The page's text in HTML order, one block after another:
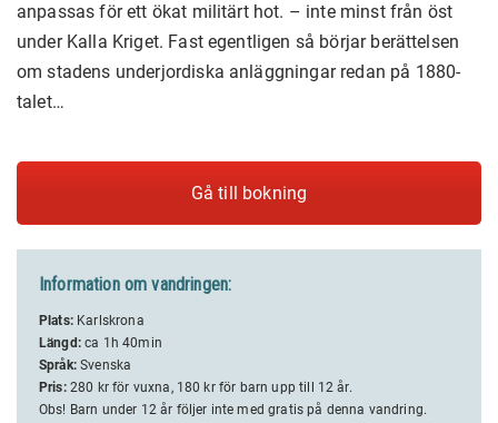
anpassas för ett ökat militärt hot. – inte minst från öst
under Kalla Kriget. Fast egentligen så börjar berättelsen
om stadens underjordiska anläggningar redan på 1880-
talet…
Gå till bokning
Information om vandringen:
Plats:Karlskrona
Längd:ca 1h 40min
Språk:Svenska
Pris:280 kr för vuxna, 180 kr för barn upp till 12 år.
Obs! Barn under 12 år följer inte med gratis på denna vandring.